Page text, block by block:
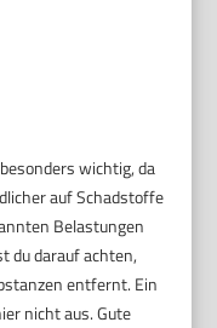
wichtig, da
auf Schadstoffe
Belastungen
du darauf achten,
entfernt. Ein
nicht aus. Gute